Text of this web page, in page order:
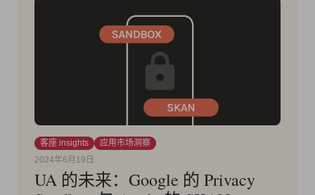
客座 insights
应用市场洞察
2024年6月19日
UA 的未来：Google 的 Privacy